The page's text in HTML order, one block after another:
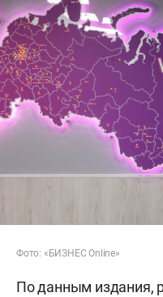
Фото: «БИЗНЕС Online»
По данным издания,